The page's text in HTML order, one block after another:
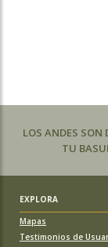
LOS ANDES
TU
EXPLORA
Mapas
Testimonios de